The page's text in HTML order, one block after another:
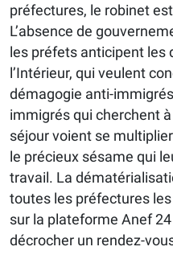
préfectures, le robinet
L’absence de
les préfets anticipent les
l’Intérieur, qui veulent
démagogie anti-
immigrés qui cherchent
séjour voient se
le précieux sésame qui
travail. La
toutes les préfectures
sur la plateforme Anef
décrocher un rendez-